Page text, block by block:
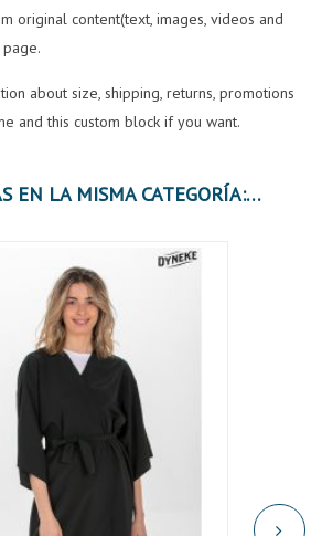
original content(text, images, videos and
about size, shipping, returns, promotions
and this custom block if you want.
2 PRODUCTOS MÁS EN LA MISMA CATEGORÍA: